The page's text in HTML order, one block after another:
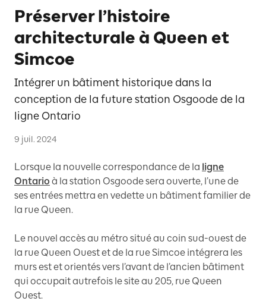
Préserver l’histoire
architecturale à Queen et
Simcoe
Intégrer un bâtiment historique dans la
conception de la future station Osgoode de la
ligne Ontario
9 juil. 2024
Lorsque la nouvelle correspondance de la ligne
Ontario à la station Osgoode sera ouverte, l’une de
ses entrées mettra en vedette un bâtiment familier de
la rue Queen.
Le nouvel accès au métro situé au coin sud-ouest de
la rue Queen Ouest et de la rue Simcoe intégrera les
murs est et orientés vers l’avant de l’ancien bâtiment
qui occupait autrefois le site au 205, rue Queen
Ouest.